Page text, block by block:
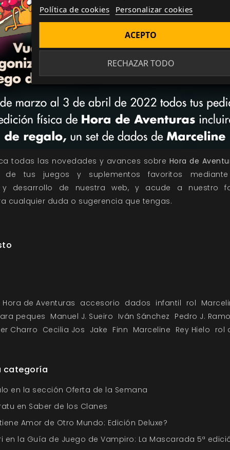
todas las novedades y avances sobre Hora de
tus juegos y suplementos favoritos
desarrollo de nuestra web, y acude a nuestro
cualquier duda o sugerencia que tengas.
Hora de Aventuras accesorio dados infantil rol
peques Manuel J. Sueiro Iván Sánchez Pedro J.
Charro Cecilia Jos Jake Finn Marceline Rey Hielo rol
categoría
en la sección Oferta de la Semana
en Saber de los Clanes
Amor de Otro Mundo: Edición Deluxe?
en la Guía de Juego de Vampiro: La Mascarada 5ª
Política de cookies Personalizar cookies
RECHAZAR TODO
ACEPTO